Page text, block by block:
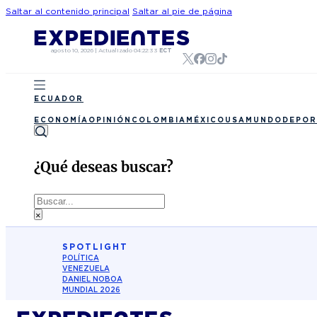
Saltar al contenido principal Saltar al pie de página
agosto 10, 2026 | Actualizado 04:22:33 ECT
ECUADOR
ECONOMÍA OPINIÓN COLOMBIA MÉXICO USA MUNDO
¿Qué deseas buscar?
Buscar
×
SPOTLIGHT
POLÍTICA
VENEZUELA
DANIEL NOBOA
MUNDIAL 2026